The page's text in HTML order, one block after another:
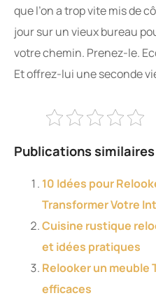
que l’on a trop vite mis de
jour sur un vieux bureau
votre chemin. Prenez-le.
Et offrez-lui une seconde
Publications
10 Idées pour
Transformer Votre
Cuisine rustique
et idées pratiques
Relooker un meuble
efficaces